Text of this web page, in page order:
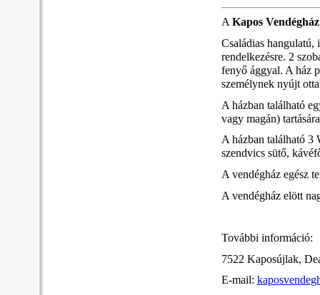
AKapos Vendégház
Családias hangulatú,
rendelkezésre. 2
fenyő ággyal. A ház
személynek nyújt
A házban található
vagy magán)
A házban található 3
szendvics sütő,
A vendégház egész
A vendégház elött
További információ:
7522 Kaposújlak,
E-mail: